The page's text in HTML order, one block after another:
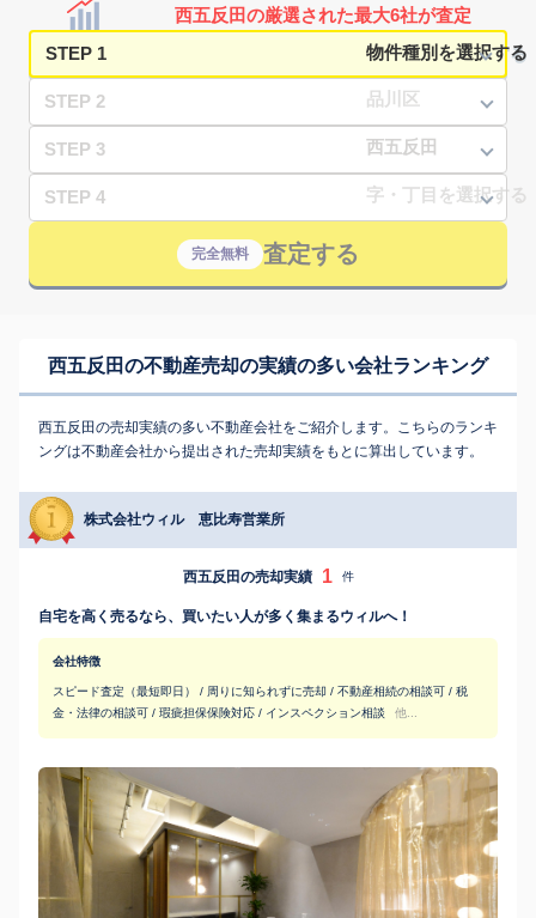
西五反田の厳選された最大6社が査定
STEP 1
STEP 2
STEP 3
STEP 4
完全無料 査定する
西五反田の不動産売却の実績の多い会社ランキング
西五反田の売却実績の多い不動産会社をご紹介します。こちらのランキ
ングは不動産会社から提出された売却実績をもとに算出しています。
株式会社ウィル 恵比寿営業所
西五反田の売却実績 1 件
自宅を高く売るなら、買いたい人が多く集まるウィルへ！
会社特徴
スピード査定（最短即日） / 周りに知られずに売却 / 不動産相続の相談可 / 税
金・法律の相談可 / 瑕疵担保保険対応 / インスペクション相談
他...